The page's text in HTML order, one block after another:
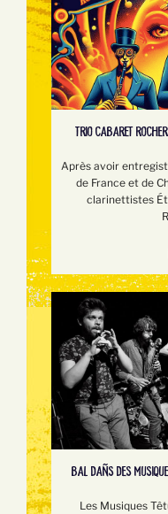
TRIO CABARET
Après avoir
de France et de
clarinettistes
BAL DAÑS DES
Les Musiques